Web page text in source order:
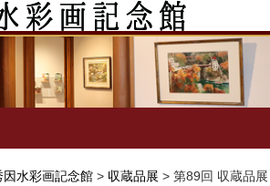
因水彩画記念館 > 収蔵品展 > 第89回 収蔵品展